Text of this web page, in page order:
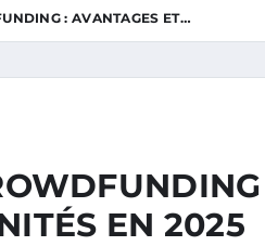
: AVANTAGES ET…
EN 2025